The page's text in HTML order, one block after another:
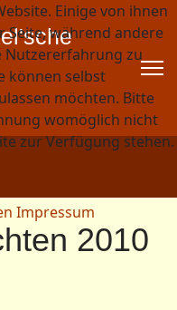
2010
Einige von ihnen
Seite, während andere
Nutzererfahrung zu
können selbst
möchten. Bitte
womöglich nicht
zur Verfügung stehen.
Impressum